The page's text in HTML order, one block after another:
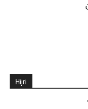
Hijri